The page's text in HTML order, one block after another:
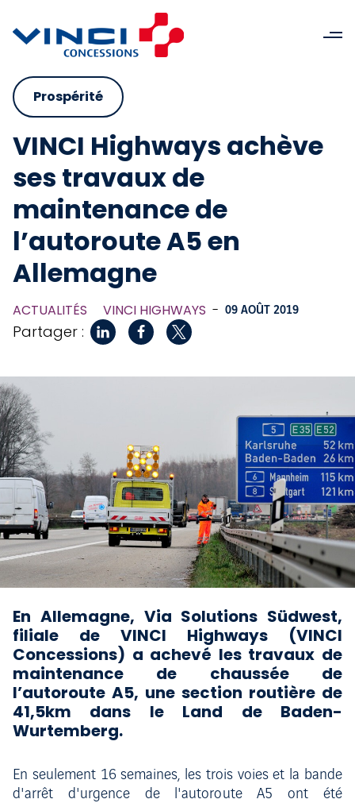
Prospérité
VINCI Highways achève
ses travaux de
maintenance de
l’autoroute A5 en
Allemagne
ACTUALITÉS VINCI HIGHWAYS - 09 AOÛT 2019
Partager :
En Allemagne, Via Solutions Südwest,
filiale de VINCI Highways (VINCI
Concessions) a achevé les travaux de
maintenance de chaussée de
l’autoroute A5, une section routière de
41,5km dans le Land de Baden-
Wurtemberg.
En seulement 16 semaines, les trois voies et la bande
d'arrêt d'urgence de l'autoroute A5 ont été